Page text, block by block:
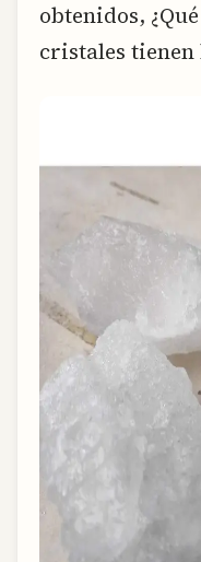
obtenidos,
cristales